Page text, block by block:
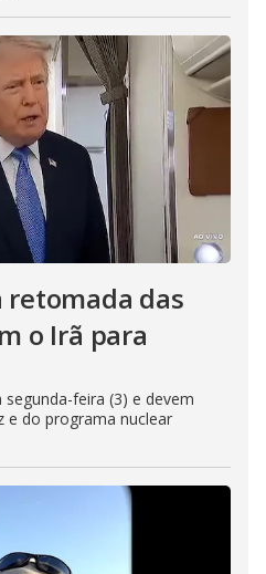
das
o Irã para
feira (3) e devem
e do programa nuclear